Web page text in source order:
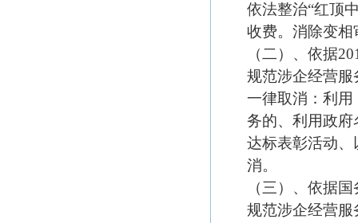
依法整治“红顶
收费。消除变相
（二）、依据
规范涉企经营
一律取消：利
务的、利用政
达标表彰活动
消。
（三）、依据
规范涉企经营